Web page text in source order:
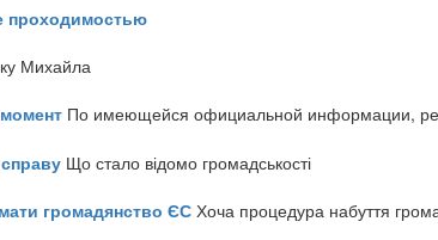
проходимостью
Михайла
По имеющейся официальной информации,
Що стало відомо громадськості
громадянство ЄС Хоча процедура набуття